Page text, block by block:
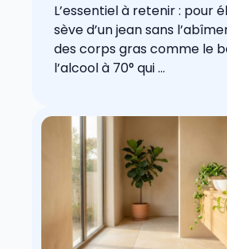
L’essentiel à retenir : pour
sève d’un jean sans
des corps gras comme le
l’alcool à 70° qui ...